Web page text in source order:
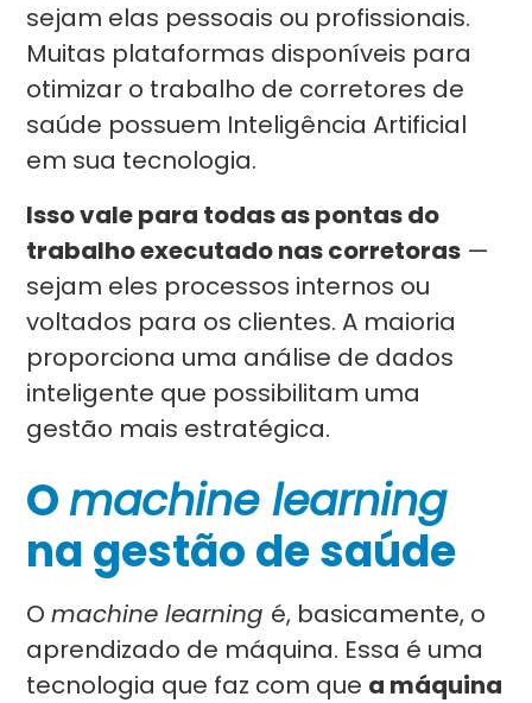
sejam elas pessoais ou profissionais.
Muitas plataformas disponíveis para
otimizar o trabalho de corretores de
saúde possuem Inteligência Artificial
em sua tecnologia.
Isso vale para todas as pontas do
trabalho executado nas corretoras —
sejam eles processos internos ou
voltados para os clientes. A maioria
proporciona uma análise de dados
inteligente que possibilitam uma
gestão mais estratégica.
Omachine learning
na gestão de saúde
Omachine learning é, basicamente, o
aprendizado de máquina. Essa é uma
tecnologia que faz com que a máquina